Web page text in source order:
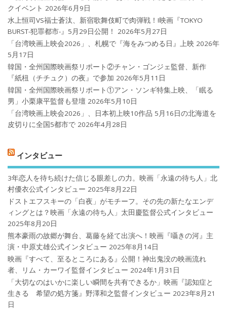
クイベント 2026年6月9日
水上恒司VS福士蒼汰、新宿歌舞伎町で肉弾戦！!映画『TOKYO
BURST-犯罪都市-』5月29日公開！
2026年5月27日
「台湾映画上映会2026」、札幌で『海をみつめる日』上映 2026年
5月17日
韓国・全州国際映画祭リポート②チャン・ゴンジェ監督、新作
『紙杻（チチュク）の夜』で参加 2026年5月11日
韓国・全州国際映画祭リポート①アン・ソンギ特集上映、「眠る
男」小栗康平監督も登壇 2026年5月10日
「台湾映画上映会2026」、日本初上映10作品 5月16日の北海道を
皮切りに全国5都市で 2026年4月28日
インタビュー
3年恋人を待ち続けた信じる眼差しの力。映画「永遠の待ち人」北
村優衣公式インタビュー 2025年8月22日
ドストエフスキーの「白夜」がモチーフ。その先の新たなエンデ
ィングとは？映画「永遠の待ち人」太田慶監督公式インタビュー
2025年8月20日
熊本豪雨の故郷が舞台、葛藤を経て出演へ！映画『囁きの河』主
演・中原丈雄公式インタビュー 2025年8月14日
映画『すべて、至るところにある』公開！神出鬼没の映画流れ
者、リム・カーワイ監督インタビュー 2024年1月31日
「大切なのはいかに楽しい瞬間を共有できるか」映画『認知症と
生きる 希望の処方箋』野澤和之監督インタビュー 2023年8月21
日